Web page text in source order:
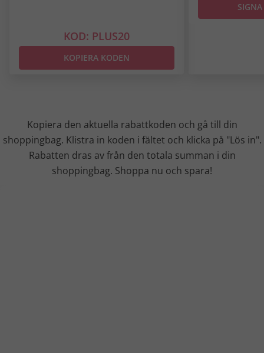
KOD: PLUS20
KOPIERA KODEN
Kopiera den aktuella rabattkoden och gå till din
shoppingbag. Klistra in koden i fältet och klicka på "Lös in".
Rabatten dras av från den totala summan i din
shoppingbag. Shoppa nu och spara!